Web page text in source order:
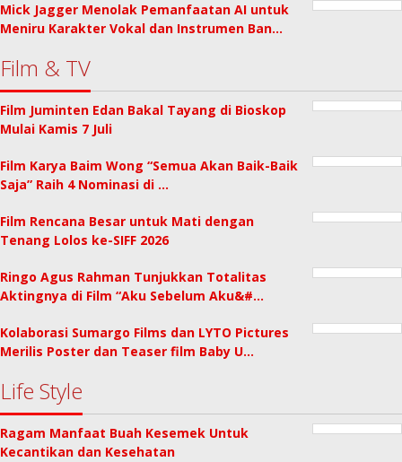
Mick Jagger Menolak Pemanfaatan AI untuk
Meniru Karakter Vokal dan Instrumen Ban…
Film & TV
Film Juminten Edan Bakal Tayang di Bioskop
Mulai Kamis 7 Juli
Film Karya Baim Wong “Semua Akan Baik-Baik
Saja” Raih 4 Nominasi di …
Film Rencana Besar untuk Mati dengan
Tenang Lolos ke-SIFF 2026
Ringo Agus Rahman Tunjukkan Totalitas
Aktingnya di Film “Aku Sebelum Aku&#…
Kolaborasi Sumargo Films dan LYTO Pictures
Merilis Poster dan Teaser film Baby U…
Life Style
Ragam Manfaat Buah Kesemek Untuk
Kecantikan dan Kesehatan